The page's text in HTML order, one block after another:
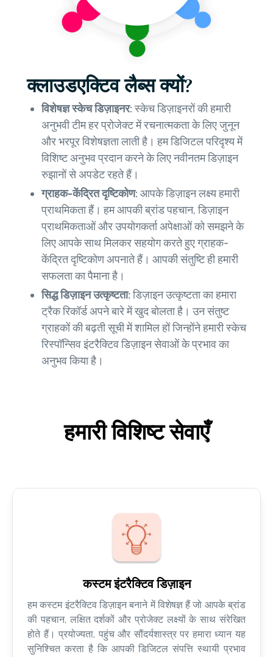
क्लाउडएक्टिव लैब्स क्यों?
विशेषज्ञ स्केच डिज़ाइनर:स्केच डिज़ाइनरों की हमारी
अनुभवी टीम हर प्रोजेक्ट में रचनात्मकता के लिए जुनून
और भरपूर विशेषज्ञता लाती है। हम डिजिटल परिदृश्य में
विशिष्ट अनुभव प्रदान करने के लिए नवीनतम डिज़ाइन
रुझानों से अपडेट रहते हैं।
ग्राहक-केंद्रित दृष्टिकोण: आपके डिज़ाइन लक्ष्य हमारी
प्राथमिकता हैं। हम आपकी ब्रांड पहचान, डिज़ाइन
प्राथमिकताओं और उपयोगकर्ता अपेक्षाओं को समझने के
लिए आपके साथ मिलकर सहयोग करते हुए ग्राहक-
केंद्रित दृष्टिकोण अपनाते हैं। आपकी संतुष्टि ही हमारी
सफलता का पैमाना है।
सिद्ध डिज़ाइन उत्कृष्टता:डिज़ाइन उत्कृष्टता का हमारा
ट्रैक रिकॉर्ड अपने बारे में खुद बोलता है। उन संतुष्ट
ग्राहकों की बढ़ती सूची में शामिल हों जिन्होंने हमारी स्केच
रिस्पॉन्सिव इंटरैक्टिव डिज़ाइन सेवाओं के प्रभाव का
अनुभव किया है।
हमारी विशिष्ट सेवाएँ
कस्टम इंटरैक्टिव डिज़ाइन
हम कस्टम इंटरैक्टिव डिज़ाइन बनाने में विशेषज्ञ हैं जो आपके ब्रांड
की पहचान, लक्षित दर्शकों और प्रोजेक्ट लक्ष्यों के साथ संरेखित
होते हैं। प्रयोज्यता, पहुंच और सौंदर्यशास्त्र पर हमारा ध्यान यह
सुनिश्चित करता है कि आपकी डिजिटल संपत्ति स्थायी प्रभाव